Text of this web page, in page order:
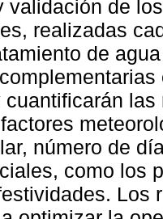
validación de
realizadas
de
cuantificarán
número de
como los
Los